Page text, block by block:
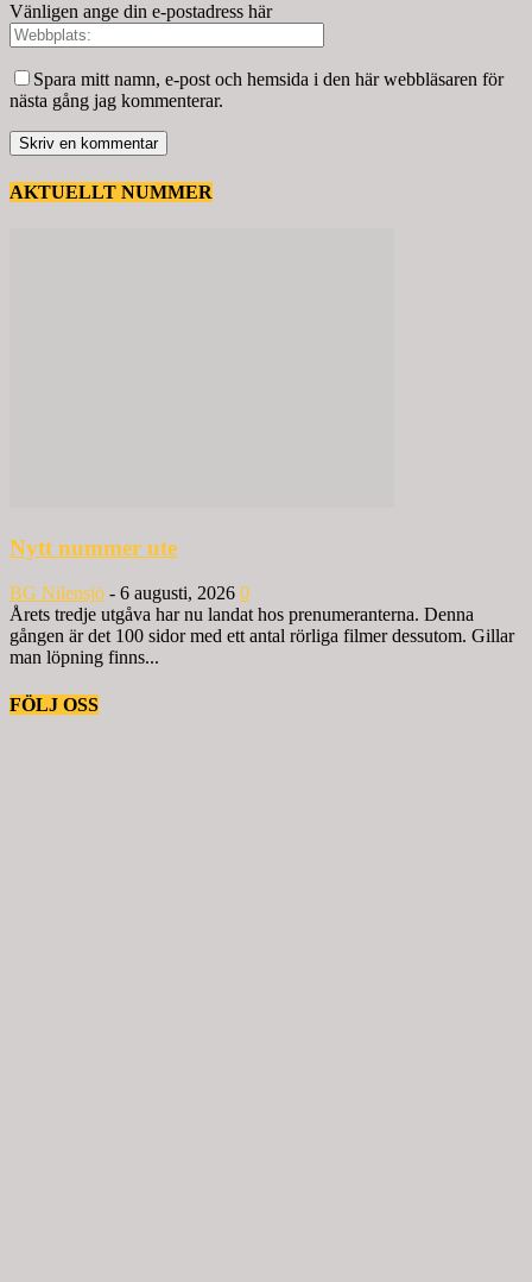
Vänligen ange din e-postadress här
Spara mitt namn, e-post och hemsida i den här webbläsaren för
nästa gång jag kommenterar.
AKTUELLT NUMMER
Nytt nummer ute
BG Nilensjö - 6 augusti, 2026 0
Årets tredje utgåva har nu landat hos prenumeranterna. Denna
gången är det 100 sidor med ett antal rörliga filmer dessutom. Gillar
man löpning finns...
FÖLJ OSS